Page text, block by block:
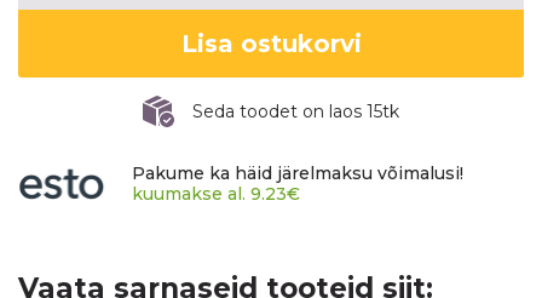
ASYMMETRIC
6
kogus
Lisa ostukorvi
Seda toodet on laos 15tk
Pakume ka häid järelmaksu võimalusi!
kuumakse al. 9.23€
Vaata sarnaseid tooteid siit: